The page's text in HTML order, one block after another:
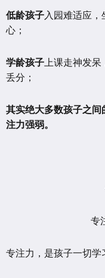
低龄孩子入园难适应，
心；
学龄孩子 上课走神发
丢分；
其实绝大多数孩子之
注力强弱。
专
专注力，是孩子一切学